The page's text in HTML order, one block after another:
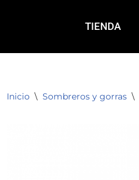
TIENDA
Inicio \ Sombreros y gorras \